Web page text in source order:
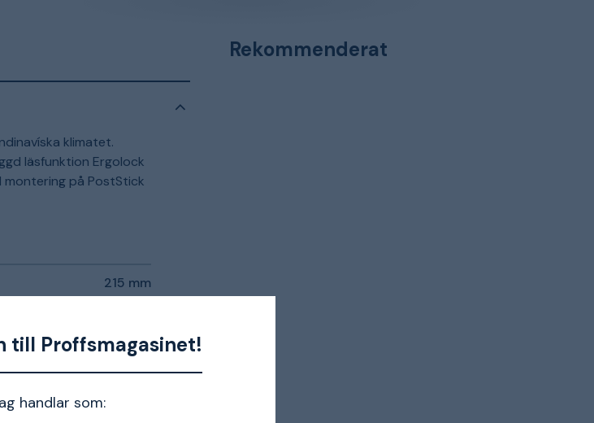
till Proffsmagasinet!
handlar som:
klimatet.
läsfunktion Ergolock
montering på PostStick
215 mm
260 mm
Rekommenderat